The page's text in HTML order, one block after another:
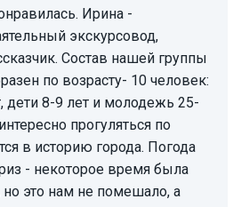
экскурсовод,
Состав нашей группы
по возрасту- 10 человек:
дети 8-9 лет и молодежь 25-
прогуляться по
в историю города. Погода
- некоторое время была
это нам не помешало, а